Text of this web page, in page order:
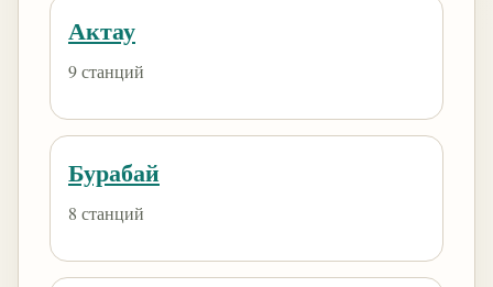
Актау
9 станций
Бурабай
8 станций